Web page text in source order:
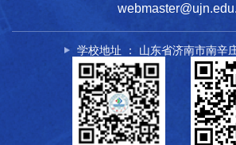
学校地址 ： 山东省济南市南辛